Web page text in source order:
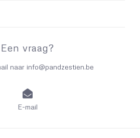
Een vraag?
naar info@pandzestien.be
E-mail